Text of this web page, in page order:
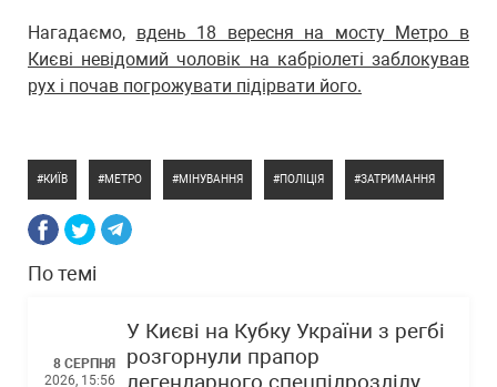
Нагадаємо, вдень 18 вересня на мосту Метро в
Києві невідомий чоловік на кабріолеті заблокував
рух і почав погрожувати підірвати його.
КИЇВ МЕТРО МІНУВАННЯ ПОЛІЦІЯ ЗАТРИМАННЯ
По темі
8 СЕРПНЯ
2026, 15:56
У Києві на Кубку України з регбі
розгорнули прапор